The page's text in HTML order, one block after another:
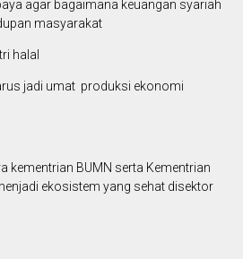
agar bagaimana keuangan syariah
masyarakat
halal
jadi umat produksi ekonomi
kementrian BUMN serta Kementrian
ekosistem yang sehat disektor